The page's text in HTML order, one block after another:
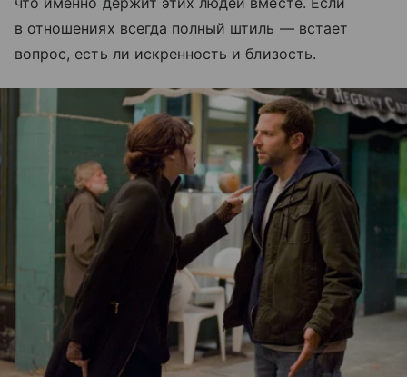
в отношениях всегда полный штиль — встает
вопрос, есть ли искренность и близость.